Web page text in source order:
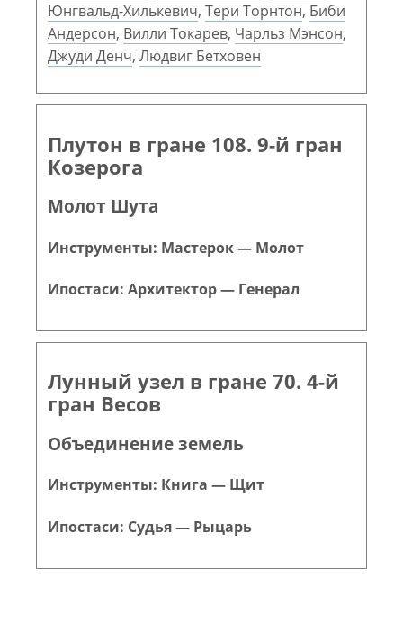
Юнгвальд-Хилькевич, Тери Торнтон, Биби
Андерсон, Вилли Токарев, Чарльз Мэнсон,
Джуди Денч, Людвиг Бетховен
Плутон в гране 108. 9-й гран
Козерога
Молот Шута
Инструменты: Мастерок — Молот
Ипостаси: Архитектор — Генерал
Лунный узел в гране 70. 4-й
гран Весов
Объединение земель
Инструменты: Книга — Щит
Ипостаси: Судья — Рыцарь